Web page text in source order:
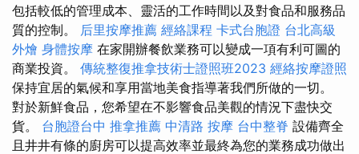
包括較低的管理成本、靈活的工作時間以及對食品和服務品
質的控制。 后里按摩推薦 經絡課程 卡式台胞證 台北高級
外燴 身體按摩 在家開辦餐飲業務可以變成一項有利可圖的
商業投資。 傳統整復推拿技術士證照班2023 經絡按摩證照
保持宜居的氣候和享用當地美食指導著我們所做的一切。
對於新鮮食品，您希望在不影響食品美觀的情況下盡快交
貨。 台胞證台中 推拿推薦 中清路 按摩 台中整脊 設備齊全
且井井有條的廚房可以提高效率並最終為您的業務成功做出